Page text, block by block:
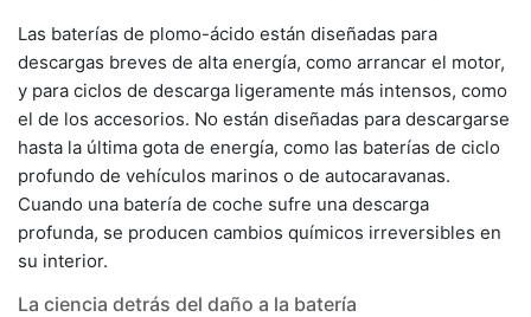
Las baterías de plomo-ácido están diseñadas para
descargas breves de alta energía, como arrancar el motor,
y para ciclos de descarga ligeramente más intensos, como
el de los accesorios. No están diseñadas para descargarse
hasta la última gota de energía, como las baterías de ciclo
profundo de vehículos marinos o de autocaravanas.
Cuando una batería de coche sufre una descarga
profunda, se producen cambios químicos irreversibles en
su interior.
La ciencia detrás del daño a la batería